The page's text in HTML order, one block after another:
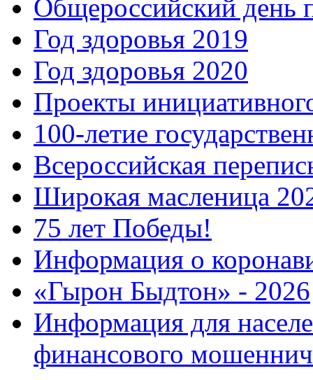
Общероссийский день
Год здоровья 2019
Год здоровья 2020
Проекты
100-летие
Всероссийская
Широкая масленица
75 лет Победы!
Информация о
«Гырон Быдтон» - 2026
Информация для
финансового